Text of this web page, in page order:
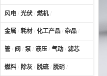
风电 / 光伏 / 燃机/
金属 / 耗材 / 化工产品 / 杂品 /
管 / 阀 / 泵 / 液压 / 气动 / 滤芯
燃料 / 除灰 / 脱硫 / 脱硝 /